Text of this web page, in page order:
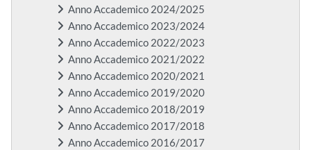
Anno Accademico 2024/2025
Anno Accademico 2023/2024
Anno Accademico 2022/2023
Anno Accademico 2021/2022
Anno Accademico 2020/2021
Anno Accademico 2019/2020
Anno Accademico 2018/2019
Anno Accademico 2017/2018
Anno Accademico 2016/2017